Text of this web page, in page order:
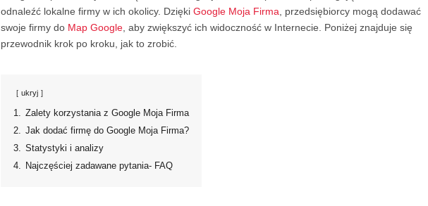
odnaleźć lokalne firmy w ich okolicy. Dzięki Google Moja Firma , przedsiębiorcy mogą dodawać
swoje firmy do Map Google, aby zwiększyć ich widoczność w Internecie. Poniżej znajduje się
przewodnik krok po kroku, jak to zrobić.
ukryj
1. Zalety korzystania z Google Moja Firma
2. Jak dodać firmę do Google Moja Firma?
3. Statystyki i analizy
4.
Najczęściej zadawane pytania- FAQ